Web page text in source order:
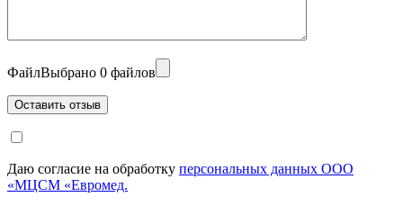
ФайлВыбрано 0 файлов
Даю согласие на обработку персональных данных ООО
«МЦСМ «Евромед.